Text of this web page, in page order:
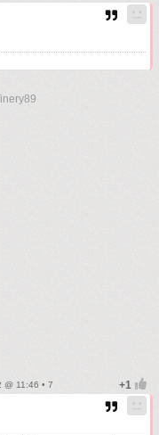
@ 11:46 • 7